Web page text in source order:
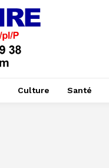
Culture Santé